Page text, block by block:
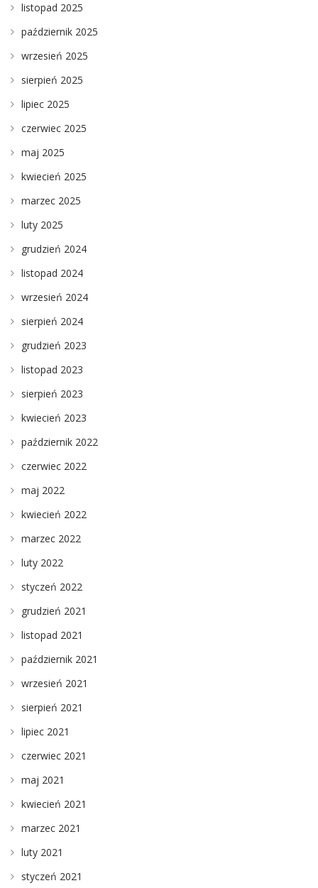
listopad 2025
październik 2025
wrzesień 2025
sierpień 2025
lipiec 2025
czerwiec 2025
maj 2025
kwiecień 2025
marzec 2025
luty 2025
grudzień 2024
listopad 2024
wrzesień 2024
sierpień 2024
grudzień 2023
listopad 2023
sierpień 2023
kwiecień 2023
październik 2022
czerwiec 2022
maj 2022
kwiecień 2022
marzec 2022
luty 2022
styczeń 2022
grudzień 2021
listopad 2021
październik 2021
wrzesień 2021
sierpień 2021
lipiec 2021
czerwiec 2021
maj 2021
kwiecień 2021
marzec 2021
luty 2021
styczeń 2021